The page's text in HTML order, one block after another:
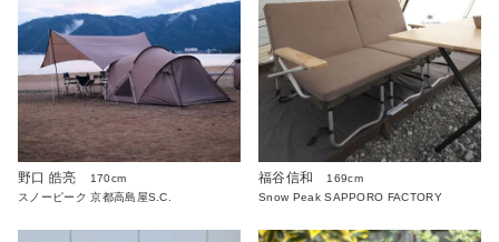
野口 皓亮
170cm
スノーピーク 京都高島屋S.C.
福谷信和
169cm
Snow Peak SAPPORO FACTORY